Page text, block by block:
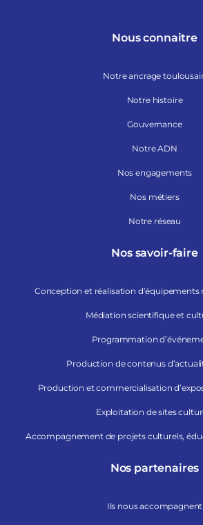
Nous connaitre
Notre ancrage
Notre histoire
Gouvernance
Notre ADN
Nos engagements
Nos métiers
Notre réseau
Nos savoir-faire
Conception et réalisation
Médiation scientifique et
Programmation
Production de contenus
Production et commercialisation
Exploitation de sites
Accompagnement de projets culturels,
Nos partenaires
Ils nous accompagnent